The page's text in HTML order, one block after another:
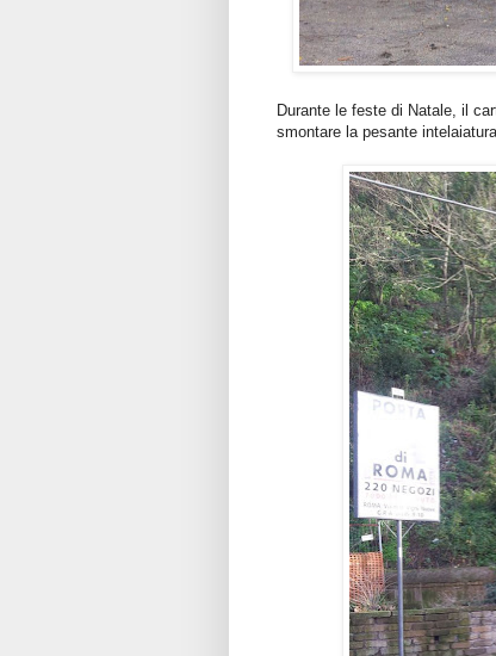
Durante le feste di Natale, il
smontare la pesante